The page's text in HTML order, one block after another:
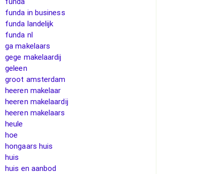
funda in business
funda landelijk
funda nl
ga makelaars
gege makelaardij
geleen
groot amsterdam
heeren makelaar
heeren makelaardij
heeren makelaars
heule
hoe
hongaars huis
huis
huis en aanbod